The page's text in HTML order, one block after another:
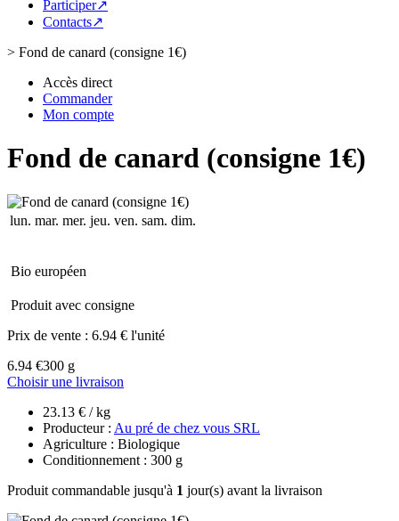
Participer↗
Contacts↗
> Fond de canard (consigne 1€)
Accès direct
Commander
Mon compte
Fond de canard (consigne 1€)
lun. mar. mer. jeu. ven. sam. dim.
Bio européen
Produit avec consigne
Prix de vente : 6.94 € l'unité
6.94 €300 g
Choisir une livraison
23.13 € / kg
Producteur : Au pré de chez vous SRL
Agriculture : Biologique
Conditionnement : 300 g
Produit commandable jusqu'à 1 jour(s) avant la livraison